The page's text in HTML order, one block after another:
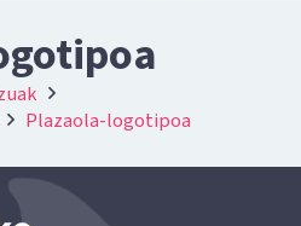
Plazaola-logotipoa